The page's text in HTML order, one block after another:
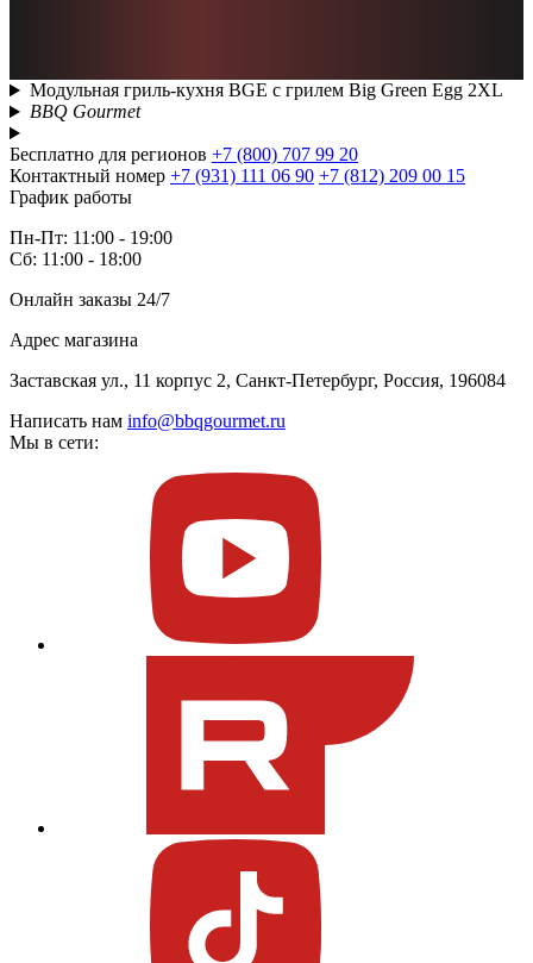
Модульная гриль-кухня BGE с грилем Big Green Egg 2XL
BBQ Gourmet
Бесплатно для регионов +7 (800) 707 99 20
Контактный номер +7 (931) 111 06 90 +7 (812) 209 00 15
График работы
Пн-Пт: 11:00 - 19:00
Сб: 11:00 - 18:00
Онлайн заказы 24/7
Адрес магазина
Заставская ул., 11 корпус 2, Санкт-Петербург, Россия, 196084
Написать нам info@bbqgourmet.ru
Мы в сети: